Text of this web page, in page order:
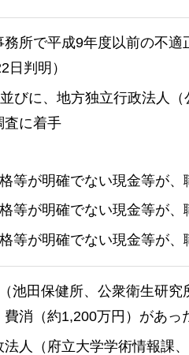
務所で平成9年度以前の不
日判明）
びに、地方独立行政法人
査に着手
等が明確でない現金等が、
等が明確でない現金等が、
等が明確でない現金等が
池田保健所、公衆衛生研
費消（約1,200万円）があっ
法人（府立大学学術情報課